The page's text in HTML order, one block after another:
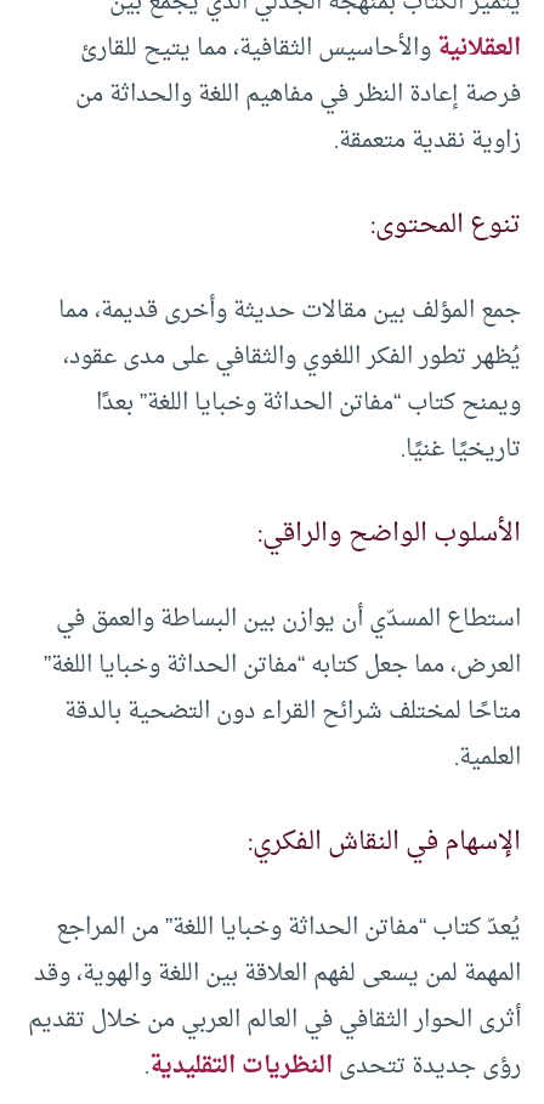
العقلانيةوالأحاسيس الثقافية، مما يتيح للقارئ
فرصة إعادة النظر في مفاهيم اللغة والحداثة من
زاوية نقدية متعمقة.
تنوع المحتوى:
جمع المؤلف بين مقالات حديثة وأخرى قديمة، مما
يُظهر تطور الفكر اللغوي والثقافي على مدى عقود،
ويمنح كتاب “مفاتن الحداثة وخبايا اللغة” بعدًا
تاريخيًا غنيًا.
الأسلوب الواضح والراقي:
استطاع المسدّي أن يوازن بين البساطة والعمق في
العرض، مما جعل كتابه “مفاتن الحداثة وخبايا اللغة”
متاحًا لمختلف شرائح القراء دون التضحية بالدقة
العلمية.
الإسهام في النقاش الفكري:
يُعدّ كتاب “مفاتن الحداثة وخبايا اللغة” من المراجع
المهمة لمن يسعى لفهم العلاقة بين اللغة والهوية، وقد
أثرى الحوار الثقافي في العالم العربي من خلال تقديم
رؤى جديدة تتحدىالنظريات التقليدية.